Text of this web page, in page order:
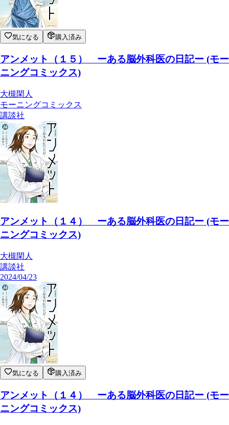
気になる 購入済み
アンメット（１５） ーある脳外科医の日記ー (モー
ニングコミックス)
大槻閑人
モーニングコミックス
講談社
アンメット（１４） ーある脳外科医の日記ー (モー
ニングコミックス)
大槻閑人
講談社
2024/04/23
気になる 購入済み
アンメット（１４） ーある脳外科医の日記ー (モー
ニングコミックス)